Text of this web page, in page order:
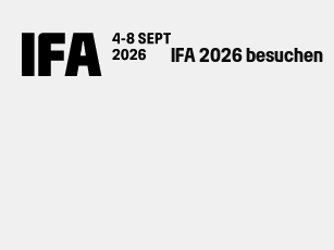
IFA 2026 besuchen